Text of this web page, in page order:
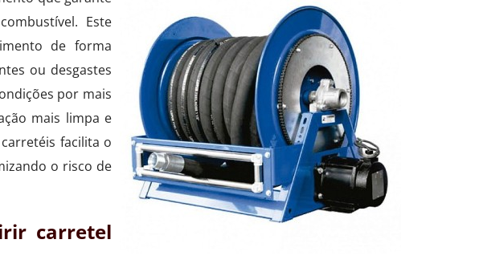
Este
de forma
ou desgastes
por mais
mais limpa e
facilita o
o risco de
carretel